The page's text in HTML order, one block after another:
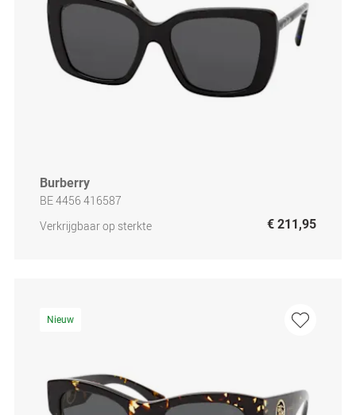
Burberry
BE 4456 416587
Verkrijgbaar op sterkte
€ 211,95
Nieuw